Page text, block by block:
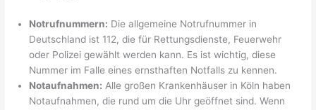
Notrufnummern: Die allgemeine Notrufnummer in
Deutschland ist 112, die für Rettungsdienste, Feuerwehr
oder Polizei gewählt werden kann. Es ist wichtig, diese
Nummer im Falle eines ernsthaften Notfalls zu kennen.
Notaufnahmen: Alle großen Krankenhäuser in Köln haben
Notaufnahmen, die rund um die Uhr geöffnet sind. Wenn